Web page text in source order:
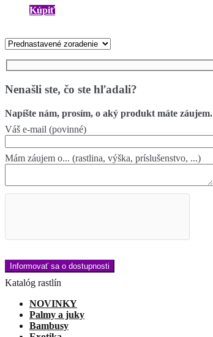
Kúpiť
Nenašli ste, čo ste hľadali?
Napíšte nám, prosím, o aký produkt máte záujem.
Váš e-mail (povinné)
Mám záujem o... (rastlina, výška, príslušenstvo, ...)
Katalóg rastlín
NOVINKY
Palmy a juky
Bambusy